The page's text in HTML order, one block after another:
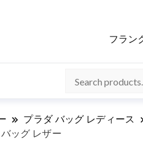
フラン
プラダ バッグ レディース
ッグ レザー